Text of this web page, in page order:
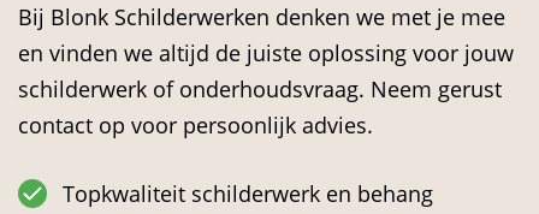
Bij Blonk Schilderwerken denken we met je mee
en vinden we altijd de juiste oplossing voor jouw
schilderwerk of onderhoudsvraag. Neem gerust
contact op voor persoonlijk advies.
Topkwaliteit schilderwerk en behang